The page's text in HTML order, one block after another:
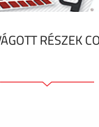
MUTASS TÖBBET
RÉSZEK